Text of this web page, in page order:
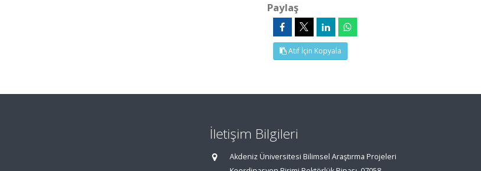
Paylaş
Atıf İçin Kopyala
İletişim Bilgileri
Akdeniz Üniversitesi Bilimsel Araştırma Projeleri